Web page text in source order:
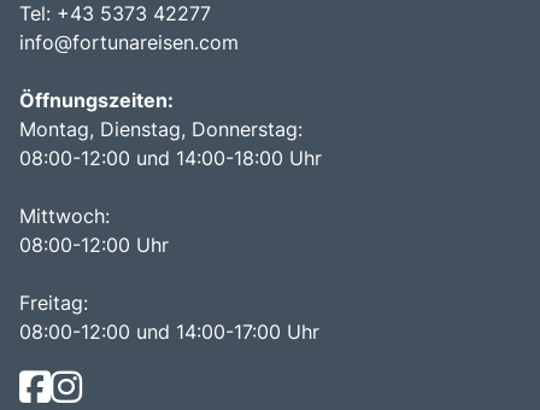
Tel: +43 5373 42277
info@fortunareisen.com
Öffnungszeiten:
Montag, Dienstag, Donnerstag:
08:00-12:00 und 14:00-18:00 Uhr
Mittwoch:
08:00-12:00 Uhr
Freitag:
08:00-12:00 und 14:00-17:00 Uhr